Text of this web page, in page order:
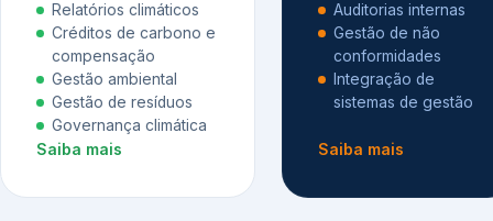
Relatórios climáticos
Créditos de carbono e
compensação
Gestão ambiental
Gestão de resíduos
Governança climática
Saiba mais
Auditorias internas
Gestão de não
conformidades
Integração de
sistemas de gestão
Saiba mais